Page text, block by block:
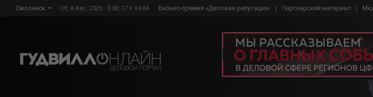
Смоленск Сб, 8 Авг, 2026 $ 82.17 € 94.84 Бизнес-премия «Деловая репутация» Партнерский материал